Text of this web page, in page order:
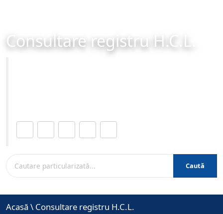
Consultare registru H.C.L.
Caută
Acasă \ Consultare registru H.C.L.